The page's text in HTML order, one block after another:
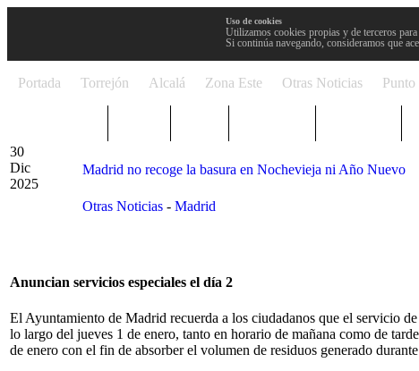
Uso de cookies
Utilizamos cookies propias y de terceros
Si continúa navegando, consideramos que
Portada Torrejón Alcalá Zona Este Otras Noticias
30
Dic
2025
Madrid no recoge la basura en Nochevieja ni Año Nuevo
Otras Noticias - Madrid
Anuncian servicios especiales el día 2
El Ayuntamiento de Madrid recuerda a los ciudadanos que el servicio
lo largo del jueves 1 de enero, tanto en horario de mañana como de
de enero con el fin de absorber el volumen de residuos generado